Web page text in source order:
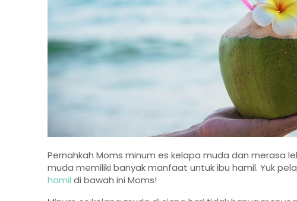
Pernahkah Moms minum es kelapa muda dan merasa
muda memiliki banyak manfaat untuk ibu hamil. Yuk
hamil di bawah ini Moms!